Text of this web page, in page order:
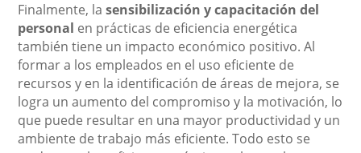
Finalmente, lasensibilización y capacitación del
personal en prácticas de eficiencia energética
también tiene un impacto económico positivo. Al
formar a los empleados en el uso eficiente de
recursos y en la identificación de áreas de mejora, se
logra un aumento del compromiso y la motivación, lo
que puede resultar en una mayor productividad y un
ambiente de trabajo más eficiente. Todo esto se